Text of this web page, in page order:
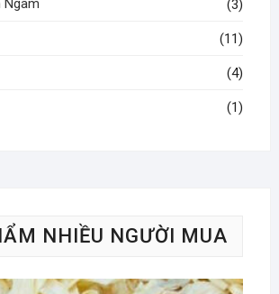
Ngâm (3)
(11)
(4)
(1)
NHIỀU NGƯỜI MUA